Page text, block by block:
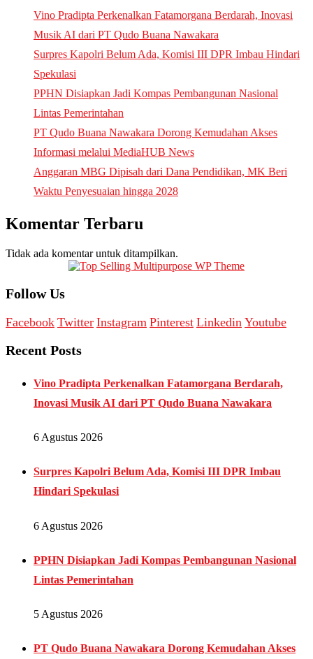
Vino Pradipta Perkenalkan Fatamorgana Berdarah, Inovasi
Musik AI dari PT Qudo Buana Nawakara
Surpres Kapolri Belum Ada, Komisi III DPR Imbau Hindari
Spekulasi
PPHN Disiapkan Jadi Kompas Pembangunan Nasional
Lintas Pemerintahan
PT Qudo Buana Nawakara Dorong Kemudahan Akses
Informasi melalui MediaHUB News
Anggaran MBG Dipisah dari Dana Pendidikan, MK Beri
Waktu Penyesuaian hingga 2028
Komentar Terbaru
Tidak ada komentar untuk ditampilkan.
Follow Us
Facebook Twitter Instagram Pinterest Linkedin Youtube
Recent Posts
Vino Pradipta Perkenalkan Fatamorgana Berdarah,
Inovasi Musik AI dari PT Qudo Buana Nawakara
6 Agustus 2026
Surpres Kapolri Belum Ada, Komisi III DPR Imbau
Hindari Spekulasi
6 Agustus 2026
PPHN Disiapkan Jadi Kompas Pembangunan Nasional
Lintas Pemerintahan
5 Agustus 2026
PT Qudo Buana Nawakara Dorong Kemudahan Akses